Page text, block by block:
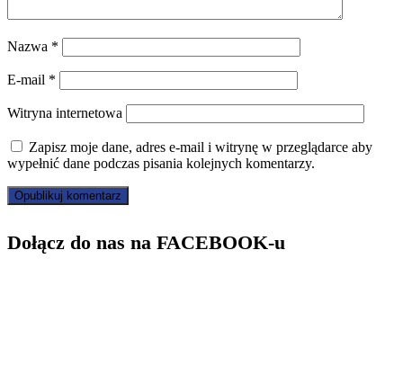
Nazwa *
E-mail *
Witryna internetowa
Zapisz moje dane, adres e-mail i witrynę w przeglądarce aby
wypełnić dane podczas pisania kolejnych komentarzy.
Dołącz do nas na FACEBOOK-u